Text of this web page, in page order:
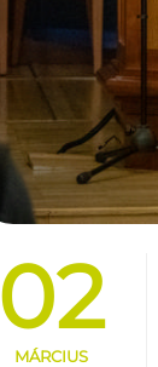
02
MÁRCIUS